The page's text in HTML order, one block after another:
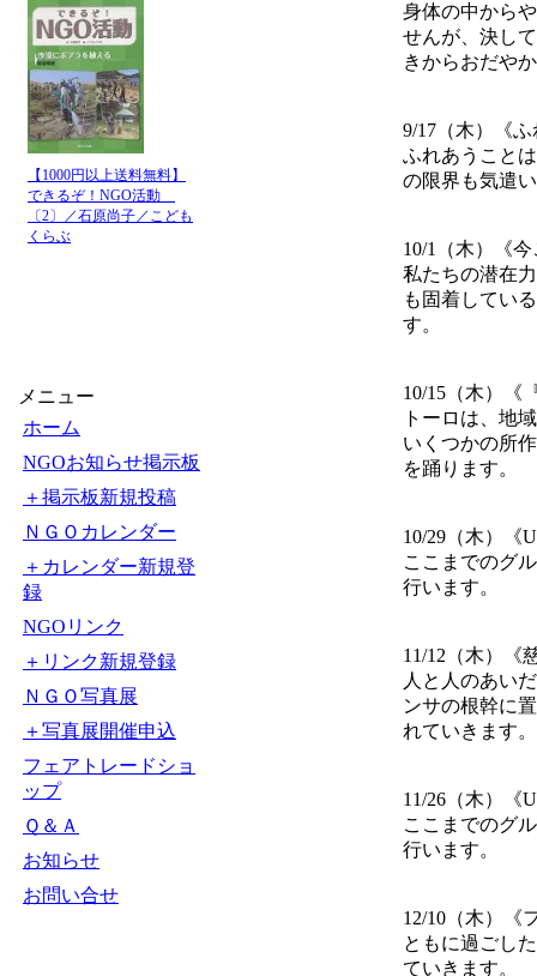
【1000円以上送料無料】
できるぞ！NGO活動
〔2〕／石原尚子／こども
くらぶ
メニュー
ホーム
NGOお知らせ掲示板
＋掲示板新規投稿
ＮＧＯカレンダー
＋カレンダー新規登
録
NGOリンク
＋リンク新規登録
ＮＧＯ写真展
＋写真展開催申込
フェアトレードショ
ップ
Ｑ＆Ａ
お知らせ
お問い合せ
身体の中から
せんが、決し
きからおだや
9/17（木）《
ふれあうこと
の限界も気遣
10/1（木）《
私たちの潜在
も固着してい
す。
10/15（木）《
トーロは、地
いくつかの所
を踊ります。
10/29（木）《
ここまでのグ
行います。
11/12（木）《
人と人のあい
ンサの根幹に
れていきます。
11/26（木）《
ここまでのグ
行います。
12/10（木）《
ともに過ごし
ていきます。